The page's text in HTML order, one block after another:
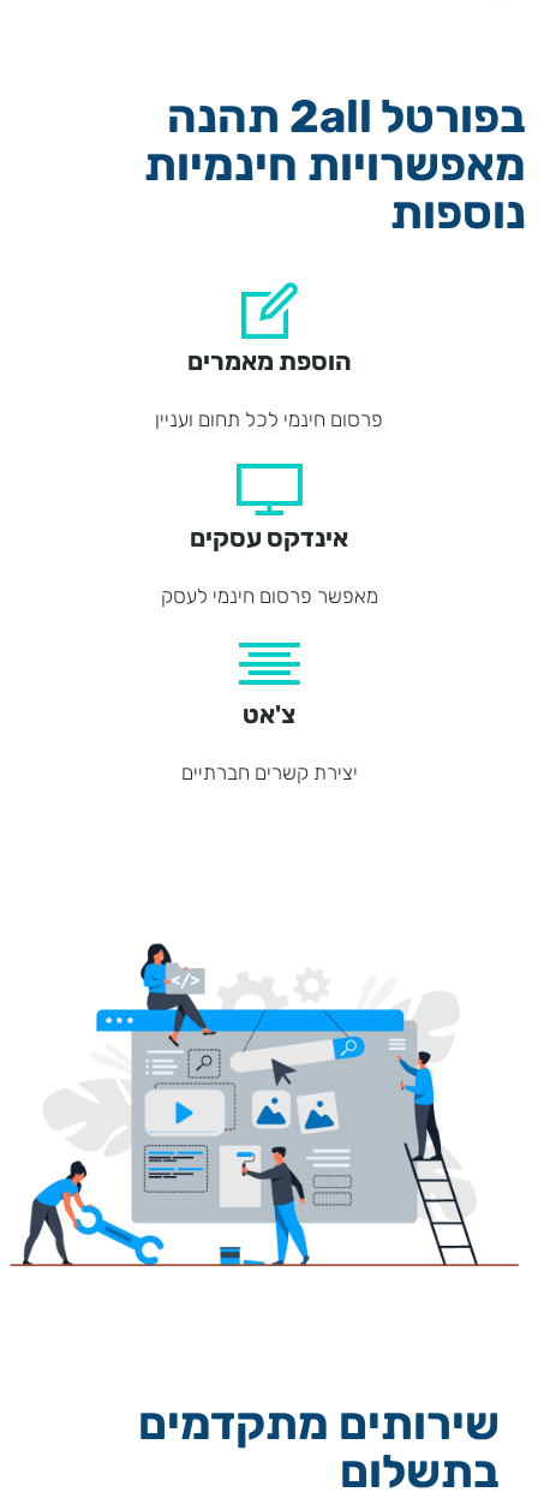
בפורטל 2all תהנה
מאפשרויות חינמיות
נוספות
הוספת מאמרים
פרסום חינמי לכל תחום ועניין
אינדקס עסקים
מאפשר פרסום חינמי לעסק
צ'אט
יצירת קשרים חברתיים
שירותים מתקדמים
בתשלום